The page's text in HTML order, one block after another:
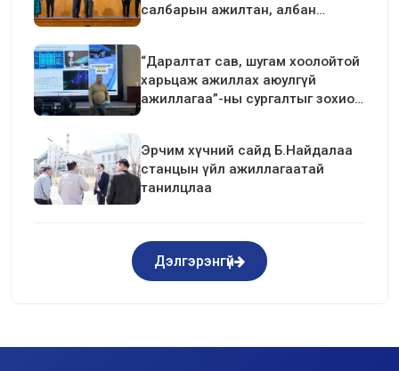
салбарын ажилтан, албан
“Даралтат сав, шугам хоолойтой
харьцаж ажиллах аюулгүй
ажиллагаа”-ны сургалтыг зохион
Эрчим хүчний сайд Б.Найдалаа
станцын үйл ажиллагаатай
танилцлаа
Дэлгэрэнгүй